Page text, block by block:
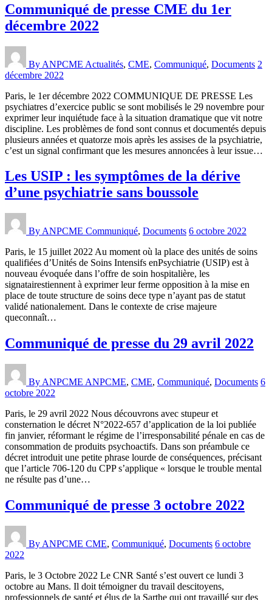
Communiqué de presse CME du 1er
décembre 2022
By ANPCME Actualités, CME, Communiqué, Documents 2
décembre 2022
Paris, le 1er décembre 2022 COMMUNIQUE DE PRESSE Les
psychiatres d’exercice public se sont mobilisés le 29 novembre pour
exprimer leur inquiétude face à la situation dramatique que vit notre
discipline. Les problèmes de fond sont connus et documentés depuis
plusieurs années et quatorze mois après les assises de la psychiatrie,
c’est un signal confirmant que les mesures annoncées à leur issue…
Les USIP : les symptômes de la dérive
d’une psychiatrie sans boussole
By ANPCME Communiqué, Documents 6 octobre 2022
Paris, le 15 juillet 2022 Au moment où la place des unités de soins
qualifiées d’Unités de Soins Intensifs enPsychiatrie (USIP) est à
nouveau évoquée dans l’offre de soin hospitalière, les
signatairestiennent à exprimer leur ferme opposition à la mise en
place de toute structure de soins dece type n’ayant pas de statut
validé nationalement. Dans le contexte de crise majeure
queconnaît…
Communiqué de presse du 29 avril 2022
By ANPCME ANPCME, CME, Communiqué, Documents 6
octobre 2022
Paris, le 29 avril 2022 Nous découvrons avec stupeur et
consternation le décret N°2022-657 d’application de la loi publiée
fin janvier, réformant le régime de l’irresponsabilité pénale en cas de
consommation de produits psychoactifs. Dans son préambule ce
décret introduit une petite phrase lourde de conséquences, précisant
que l’article 706-120 du CPP s’applique « lorsque le trouble mental
ne résulte pas d’une…
Communiqué de presse 3 octobre 2022
By ANPCME CME, Communiqué, Documents 6 octobre
2022
Paris, le 3 Octobre 2022 Le CNR Santé s’est ouvert ce lundi 3
octobre au Mans. Il doit témoigner du travail descitoyens,
professionnels de santé et élus de la Sarthe qui ont travaillé sur des